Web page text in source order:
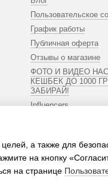
Пользовательское
График работы
Публичная оферта
Отзывы о магазине
ФОТО И ВИДЕО
КЕШБЕК ДО 1000
ЗАБИРАЙ!
Influencers
а также для
на кнопку
на странице